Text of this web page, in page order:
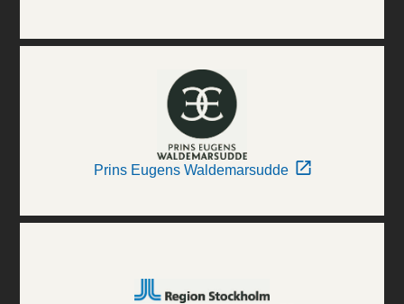
Prins Eugens Waldemarsudde